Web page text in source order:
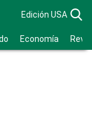
Edición USA
Economía